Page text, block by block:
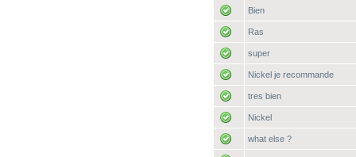
Bien
Ras
super
Nickel je recommande
tres bien
Nickel
what else ?